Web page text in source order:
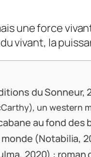
une force
vivant, la
du
un western
au fond des
(Notabilia,
2020) :